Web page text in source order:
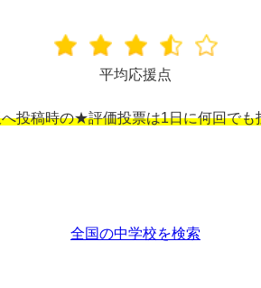
平均応援点
投稿時の★評価投票は1日に何回でも
全国の中学校を検索